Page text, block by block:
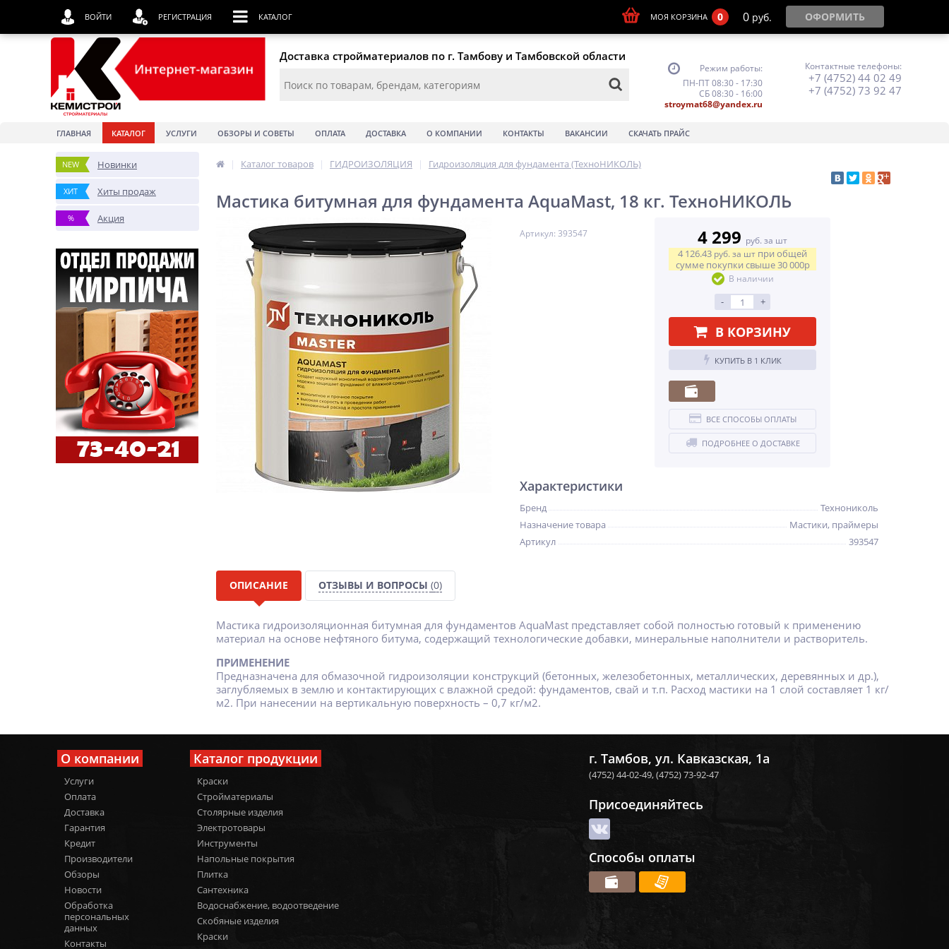
Доставка стройматериалов по г. Тамбову и Тамбовской области
Режим работы:
ПН-ПТ 08:30 - 17:30
СБ 08:30 - 16:00
stroymat68@yandex.ru
Контактные телефоны:
+7 (4752) 44 02 49
+7 (4752) 73 92 47
ГЛАВНАЯ КАТАЛОГ УСЛУГИ ОБЗОРЫ И СОВЕТЫ ОПЛАТА ДОСТАВКА О КОМПАНИИ КОНТАКТЫ ВАКАНСИИ СКАЧАТЬ ПРАЙС
NEW Новинки
ХИТ Хиты продаж
% Акция
| Каталог товаров | ГИДРОИЗОЛЯЦИЯ | Гидроизоляция для фундамента (ТехноНИКОЛЬ)
Мастика битумная для фундамента AquaMast, 18 кг. ТехноНИКОЛЬ
Артикул: 393547 4 299 руб. за шт
4 126.43 руб. за шт при общей
сумме покупки свыше30 000р
В наличии
- +
В КОРЗИНУ
КУПИТЬ В 1 КЛИК
ВСЕ СПОСОБЫ ОПЛАТЫ
ПОДРОБНЕЕ О ДОСТАВКЕ
Характеристики
Бренд
Технониколь
Назначение товара
Мастики, праймеры
Артикул
393547
ОПИСАНИЕ ОТЗЫВЫ И ВОПРОСЫ (0)
Мастика гидроизоляционная битумная для фундаментов AquaMast представляет собой полностью готовый к применению
материал на основе нефтяного битума, содержащий технологические добавки, минеральные наполнители и растворитель.
ПРИМЕНЕНИЕ
Предназначена для обмазочной гидроизоляции конструкций (бетонных, железобетонных, металлических, деревянных и др.),
заглубляемых в землю и контактирующих с влажной средой: фундаментов, свай и т.п. Расход мастики на 1 слой составляет 1 кг/
м2. При нанесении на вертикальную поверхность – 0,7 кг/м2.
О компании
Услуги
Оплата
Доставка
Гарантия
Кредит
Производители
Обзоры
Новости
Обработка
персональных
данных
Контакты
Каталог продукции
Краски
Стройматериалы
Столярные изделия
Электротовары
Инструменты
Напольные покрытия
Плитка
Сантехника
Водоснабжение, водоотведение
Скобяные изделия
Краски
г. Тамбов, ул. Кавказская, 1а
(4752) 44-02-49,(4752) 73-92-47
Присоединяйтесь
Способы оплаты
ВОЙТИ РЕГИСТРАЦИЯ КАТАЛОГ МОЯ КОРЗИНА 0 0 руб. ОФОРМИТЬ